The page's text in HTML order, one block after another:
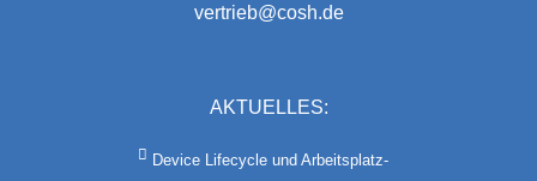
vertrieb@cosh.de
AKTUELLES:
Device Lifecycle und Arbeitsplatz-